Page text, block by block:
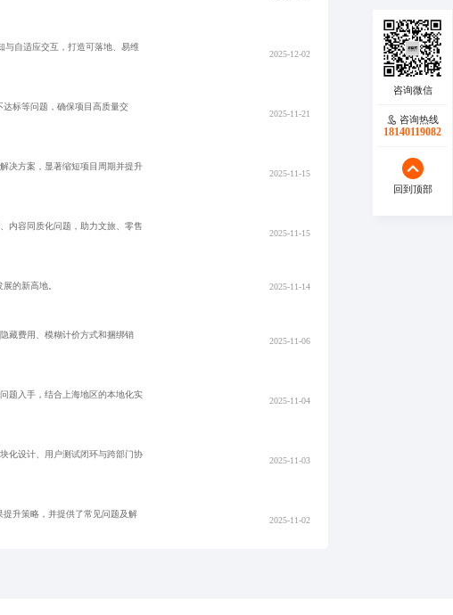
与自适应交互，打造可落地、易维
2025-12-02
标等问题，确保项目高质量交
2025-11-21
决方案，显著缩短项目周期并提升
2025-11-15
内容同质化问题，助力文旅、零售
2025-11-15
的新高地。 2025-11-14
藏费用、模糊计价方式和捆绑销
2025-11-06
题入手，结合上海地区的本地化实
2025-11-04
化设计、用户测试闭环与跨部门协
2025-11-03
升策略，并提供了常见问题及解
2025-11-02
咨询热线
18140119082
回到顶部